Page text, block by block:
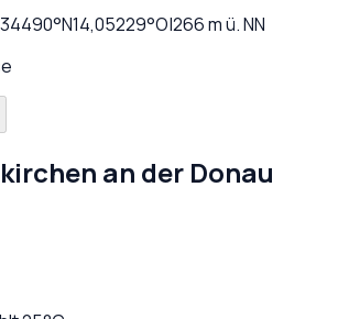
°N14,05229°O|266m ü. NN
an der Donau